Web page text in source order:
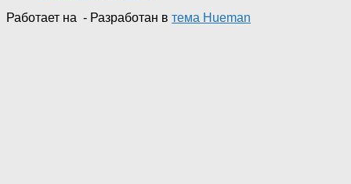
Работает на - Разработан в тема Hueman